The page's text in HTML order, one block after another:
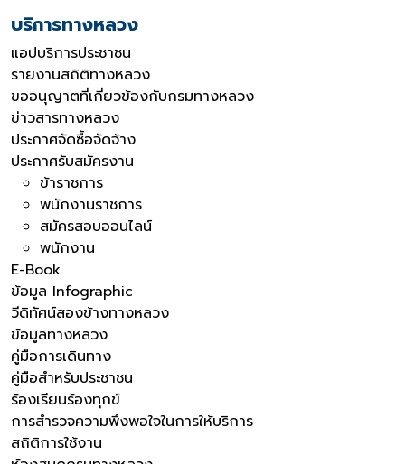
บริการทางหลวง
แอปบริการประชาชน
รายงานสถิติทางหลวง
ขออนุญาตที่เกี่ยวข้องกับกรมทางหลวง
ข่าวสารทางหลวง
ประกาศจัดซื้อจัดจ้าง
ประกาศรับสมัครงาน
ข้าราชการ
พนักงานราชการ
สมัครสอบออนไลน์
พนักงาน
E-Book
ข้อมูล Infographic
วีดิทัศน์สองข้างทางหลวง
ข้อมูลทางหลวง
คู่มือการเดินทาง
คู่มือสำหรับประชาชน
ร้องเรียนร้องทุกข์
การสำรวจความพึงพอใจในการให้บริการ
สถิติการใช้งาน